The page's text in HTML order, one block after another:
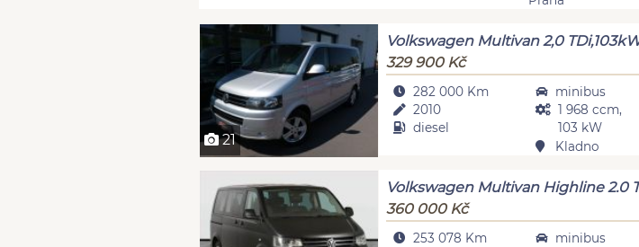
Bez fotky
21
Volkswagen Multivan 2,0
329 900 Kč
282 000 Km
2010
diesel
minibus
1 968 ccm,
103 kW
Kladno
Volkswagen Multivan Highline 2.0
360 000 Kč
253 078 Km
minibus